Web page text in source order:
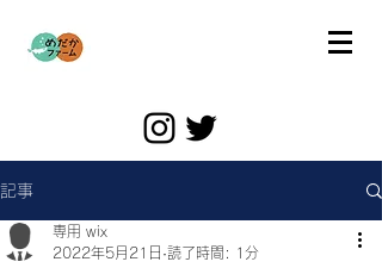
記事
専用 wix
2022年5月21日 読了時間: 1分